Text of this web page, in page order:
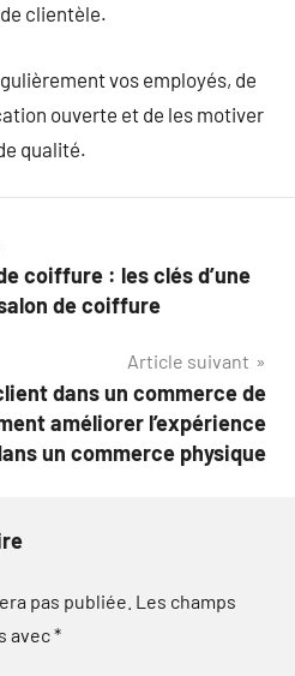
clientèle.
vos employés, de
ouverte et de les motiver
qualité.
coiffure : les clés d’une
de coiffure
Article suivant
dans un commerce de
améliorer l’expérience
un commerce physique
pas publiée. Les champs
avec*